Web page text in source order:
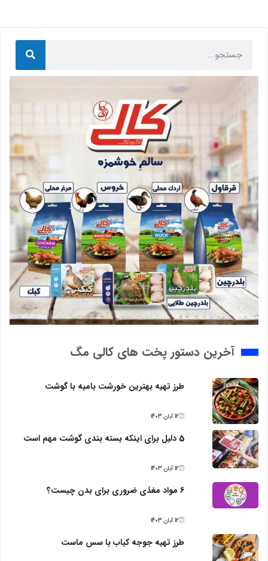
آخرین دستور پخت های کالی مگ
طرز تهیه بهترین خورشت بامیه با گوشت
12 آبان 1403
5 دلیل برای اینکه بسته بندی گوشت مهم است
12 آبان 1403
6 مواد مغذی ضروری برای بدن چیست؟
12 آبان 1403
طرز تهیه جوجه کباب با سس ماست